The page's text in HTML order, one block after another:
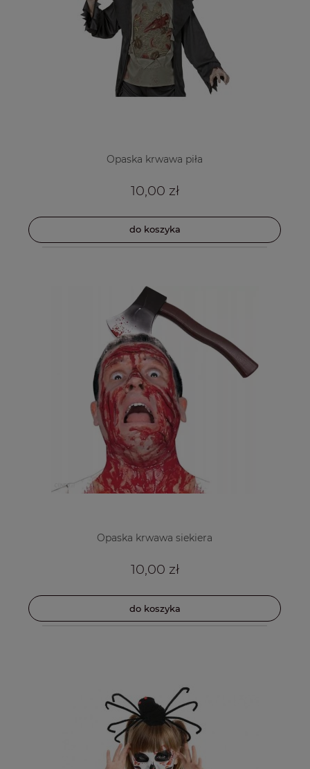
Opaska krwawa piła
10,00 zł
do koszyka
Opaska krwawa siekiera
10,00 zł
do koszyka